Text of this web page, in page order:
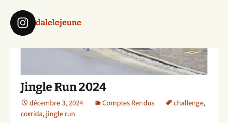
dalelejeune